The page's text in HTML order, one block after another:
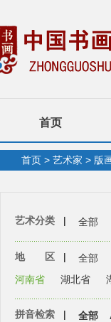
首页
首页 > 艺术家 > 版
艺术分类 | 全部
地 区 | 全部
河南省
湖北省
拼音检索 | 全部